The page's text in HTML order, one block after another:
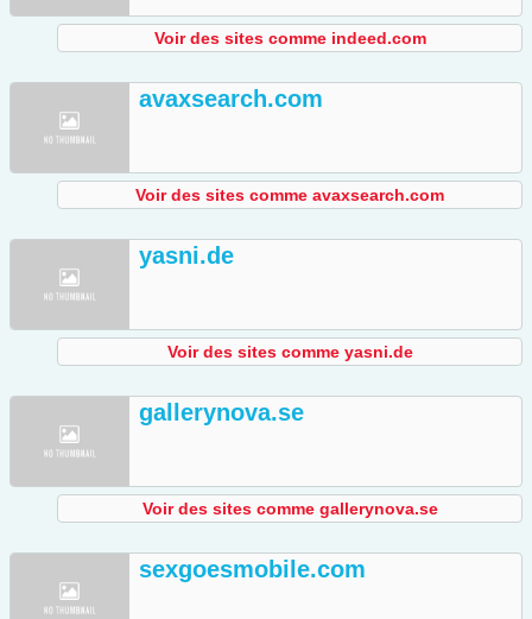
Voir des sites comme indeed.com
avaxsearch.com
Voir des sites comme avaxsearch.com
yasni.de
Voir des sites comme yasni.de
gallerynova.se
Voir des sites comme gallerynova.se
sexgoesmobile.com